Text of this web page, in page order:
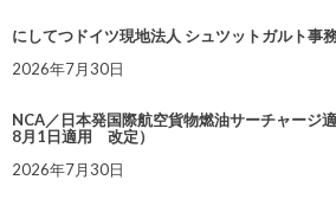
にしてつドイツ現地法人 シュツットガルト事
2026年7月30日
NCA／日本発国際航空貨物燃油サーチャージ
8月1日適用 改定）
2026年7月30日